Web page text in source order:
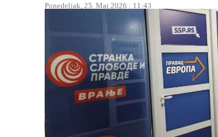
Ponedeljak, 25. Maj 2026 : 11:43